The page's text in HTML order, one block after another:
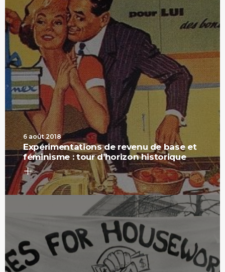
6 août 2018
Expérimentations de revenu de base et
féminisme : tour d’horizon historique